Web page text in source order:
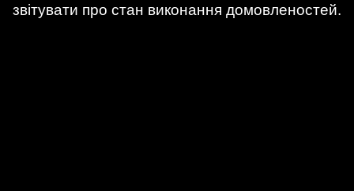
звітувати про стан виконання домовленостей.